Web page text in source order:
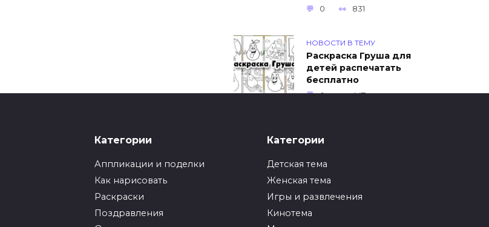
0 831
НОВОСТИ В ТЕМУ
Раскраска Груша для
детей распечатать
бесплатно
0 447
Как упаковать вещи
0
Как вырастить ананас
Категории
Аппликации и поделки
Как нарисовать
Раскраски
Поздравления
Категории
Детская тема
Женская тема
Игры и развлечения
Кинотема